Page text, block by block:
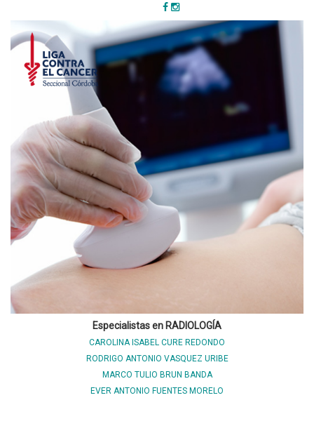
Especialistas en RADIOLOGÍA
CAROLINA ISABEL CURE REDONDO
RODRIGO ANTONIO VASQUEZ URIBE
MARCO TULIO BRUN BANDA
EVER ANTONIO FUENTES MORELO